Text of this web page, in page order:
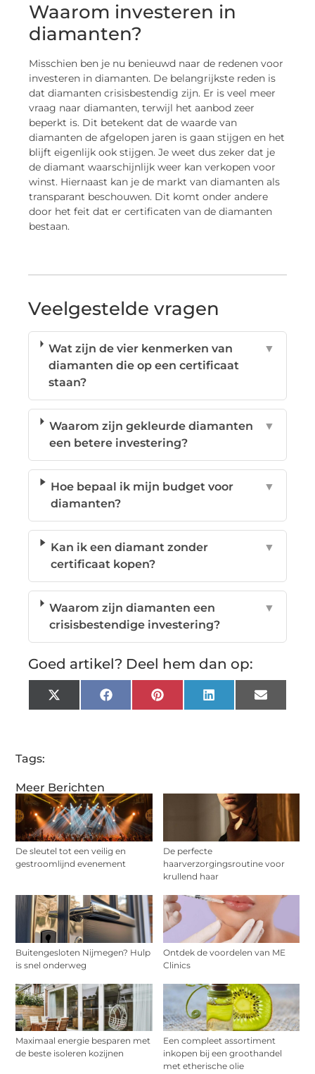
Meer Berichten
De sleutel tot een veilig en
gestroomlijnd evenement
De perfecte
haarverzorgingsroutine voor
krullend haar
Buitengesloten Nijmegen? Hulp
is snel onderweg
Ontdek de voordelen van ME
Clinics
Maximaal energie besparen met
de beste isoleren kozijnen
Een compleet assortiment
inkopen bij een groothandel
met etherische olie
Waarom investeren in
diamanten?
Misschien ben je nu benieuwd naar de redenen voor
investeren in diamanten. De belangrijkste reden is
dat diamanten crisisbestendig zijn. Er is veel meer
vraag naar diamanten, terwijl het aanbod zeer
beperkt is. Dit betekent dat de waarde van
diamanten de afgelopen jaren is gaan stijgen en het
blijft eigenlijk ook stijgen. Je weet dus zeker dat je
de diamant waarschijnlijk weer kan verkopen voor
winst. Hiernaast kan je de markt van diamanten als
transparant beschouwen. Dit komt onder andere
door het feit dat er certificaten van de diamanten
bestaan.
Veelgestelde vragen
Wat zijn de vier kenmerken van
diamanten die op een certificaat
staan?
▼
Waarom zijn gekleurde diamanten
een betere investering?
▼
Hoe bepaal ik mijn budget voor
diamanten?
▼
Kan ik een diamant zonder
certificaat kopen?
▼
Waarom zijn diamanten een
crisisbestendige investering?
▼
Goed artikel? Deel hem dan op:
X
(Twitter)
FacebookPinterestLinkedInEmail
Tags: